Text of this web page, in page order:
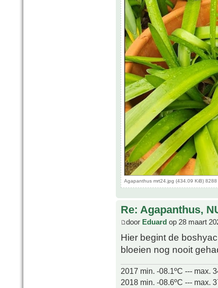
Agapanthus mrt24.jpg (434.09 KiB)
Re: Agapanthus,
door Eduard op 28 maart
Hier begint de
bloeien nog nooit
2017 min. -08.1ºC --- max.
2018 min. -08.6ºC --- max.